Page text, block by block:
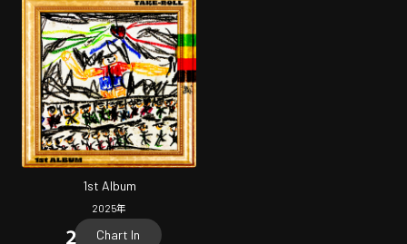
1st Album
2025年
Chart In